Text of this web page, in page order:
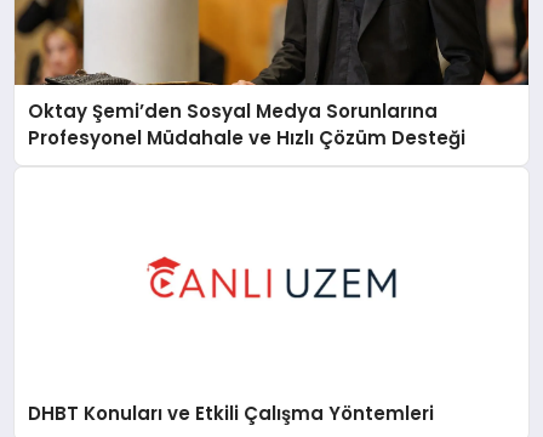
Oktay Şemi’den Sosyal Medya Sorunlarına
Profesyonel Müdahale ve Hızlı Çözüm Desteği
DHBT Konuları ve Etkili Çalışma Yöntemleri